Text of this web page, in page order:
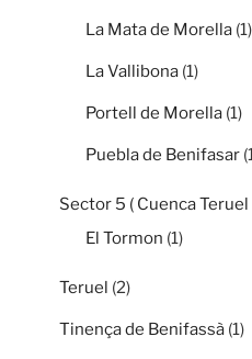
La Mata de Morella (1)
La Vallibona (1)
Portell de Morella (1)
Puebla de Benifasar
Sector 5 ( Cuenca Teruel
El Tormon (1)
Teruel (2)
Tinença de Benifassà (1)